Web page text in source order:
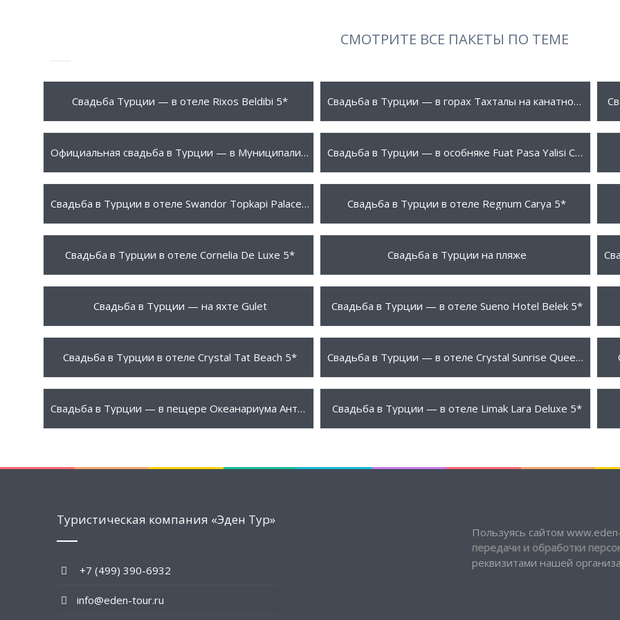
СМОТРИТЕ ВСЕ ПАКЕТЫ ПО ТЕМЕ
8950 $ ПОДРОБНЕЕ
Свадьба Турции — в отеле Rixos Beldibi 5* 3495 $ ПОДРОБНЕЕ Свадьба в Турции — в горах Тахталы на канатной дороге
1999 $ ПОДРОБНЕЕ Официальная свадьба в Турции — в Муниципалитете Анталии 2000 $ ПОДРОБНЕЕ Свадьба в Турции — в особняке Fuat Pasa Yalisi Стамбул
3999 $ ПОДРОБНЕЕ Свадьба в Турции в отеле Swandor Topkapi Palace 5* 25950 $ ПОДРОБНЕЕ
Свадьба в Турции в отеле Regnum Carya 5*
16950 $ ПОДРОБНЕЕ
Свадьба в Турции в отеле Cornelia De Luxe 5* ПОДРОБНЕЕ
Свадьба в Турции на пляже
14950 $ ПОДРОБНЕЕ
Свадьба в Турции — на яхте Gulet 8950 $ ПОДРОБНЕЕ
Свадьба в Турции — в отеле Sueno Hotel Belek 5*
7950 $ ПОДРОБНЕЕ
Свадьба в Турции в отеле Crystal Tat Beach 5* 8950 $ ПОДРОБНЕЕ Свадьба в Турции — в отеле Crystal Sunrise Queen Luxury Resort 5*
4250 $ ПОДРОБНЕЕ Свадьба в Турции — в пещере Океанариума Анталии 3999 $ ПОДРОБНЕЕ
Свадьба в Турции — в отеле Limak Lara Deluxe 5*
Туристическая компания «Эден Тур»
+7 (499) 390-6932
info@eden-tour.ru
Пользуясь сайтом
передачи и обработки
реквизитами нашей